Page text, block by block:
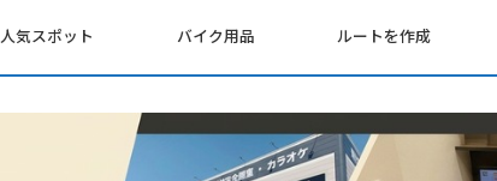
人気スポット バイク用品 ルートを作成